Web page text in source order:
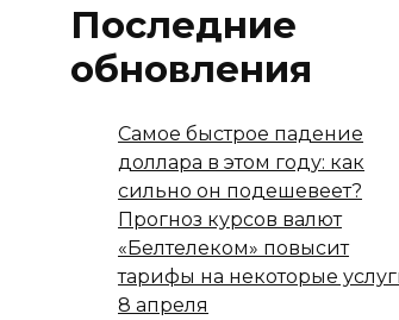
Последние
обновления
Самое быстрое падение
доллара в этом году: как
сильно он подешевеет?
Прогноз курсов валют
«Белтелеком» повысит
тарифы на некоторые
8 апреля